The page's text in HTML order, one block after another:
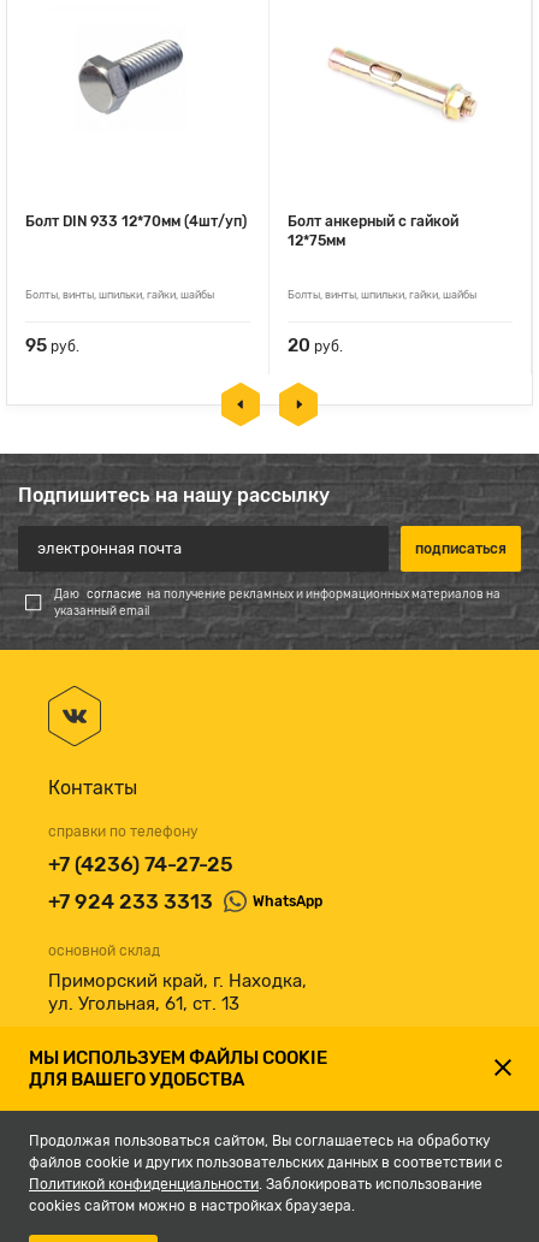
Болт DIN 933 12*70мм (4шт/уп)
Болты, винты, шпильки, гайки, шайбы
95 руб.
Болт анкерный с гайкой
12*75мм
Болты, винты, шпильки, гайки, шайбы
20 руб.
Подпишитесь на нашу рассылку
Даю согласие на получение рекламных и информационных материалов на
указанный email
Контакты
справки по телефону
+7 (4236) 74-27-25
+7 924 233 3313
WhatsApp
основной склад
Приморский край, г. Находка,
ул. Угольная, 61, ст. 13
принимаем к оплате
МЫ ИСПОЛЬЗУЕМ ФАЙЛЫ COOKIE
ДЛЯ ВАШЕГО УДОБСТВА
Продолжая пользоваться сайтом, Вы соглашаетесь на обработку
файлов cookie и других пользовательских данных в соответствии с
Политикой конфиденциальности. Заблокировать использование
cookies сайтом можно в настройках браузера.